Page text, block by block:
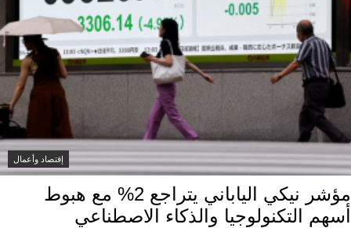
إقتصاد وأعمال
مؤشر نيكي الياباني يتراجع 2% مع هبوط
أسهم التكنولوجيا والذكاء الاصطناعي